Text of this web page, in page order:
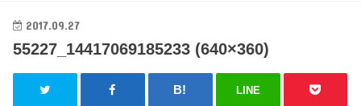
2017.09.27
55227_14417069185233 (640×360)
LINE